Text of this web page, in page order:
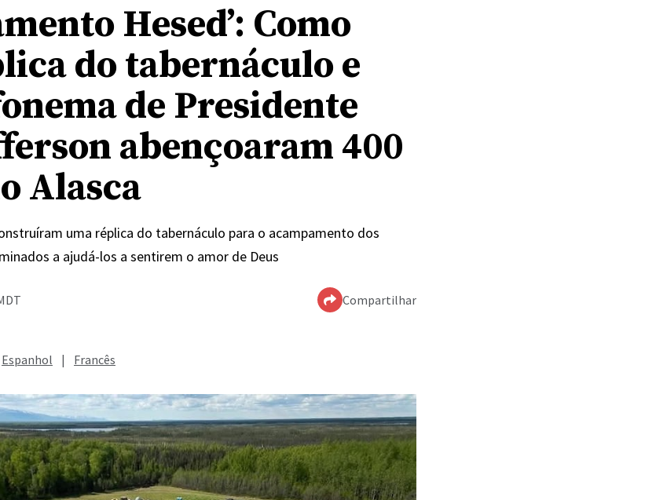
Hesed’: Como
do tabernáculo e
de Presidente
abençoaram 400
Alasca
uma réplica do tabernáculo para o acampamento dos
a ajudá-los a sentirem o amor de Deus
Compartilhar
Espanhol | Francês